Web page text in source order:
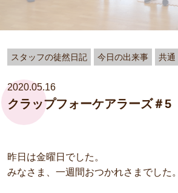
スタッフの徒然日記 今日の出来事 共通
2020.05.16
クラップフォーケアラーズ＃5
昨日は金曜日でした。
みなさま、一週間おつかれさまでした。